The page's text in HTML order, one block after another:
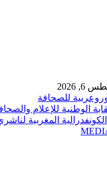
2026
للصحافة
الوطنية للإعلام
المغربية